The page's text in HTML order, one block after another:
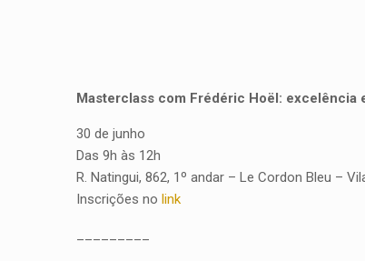
Masterclass com Frédéric Hoël:
30 de junho
Das 9h às 12h
R. Natingui, 862, 1º andar – Le Cordon Bleu –
Inscrições no link